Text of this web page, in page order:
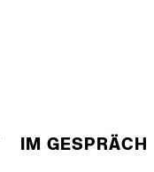
IM GESPRÄCH